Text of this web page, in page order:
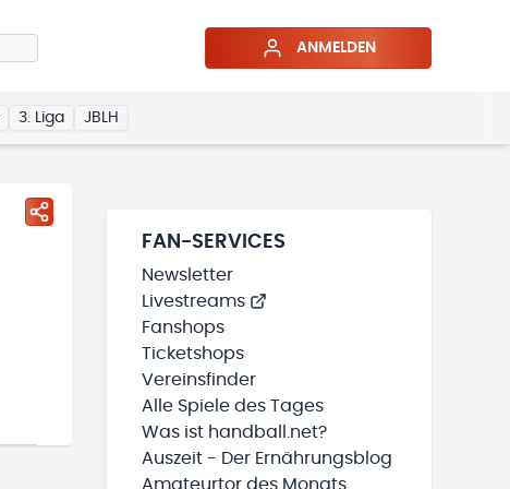
ANMELDEN
3. Liga JBLH
FAN-SERVICES
Newsletter
Livestreams
Fanshops
Ticketshops
Vereinsfinder
Alle Spiele des Tages
Was ist handball.net?
Auszeit - Der Ernährungsblog
Amateurtor des Monats